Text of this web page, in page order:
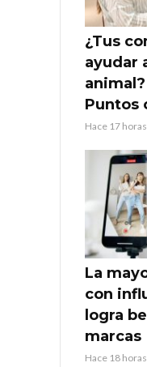
¿Tus
ayudar
Puntos
Hace 17 horas
La
con
logra
marcas
Hace 18 horas